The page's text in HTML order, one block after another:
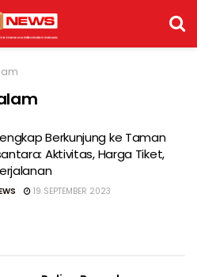
Berkunjung ke Taman
Aktivitas, Harga Tiket,
19 SEPTEMBER 2023